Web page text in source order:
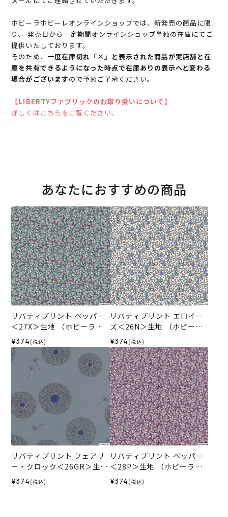
ホビーラホビーレオンラインショップでは、新発売の商品に限
り、 発売日から一定期間オンラインショップ単独の在庫にてご
提供いたしております。
そのため、 一度在庫切れ「×」と表示された商品が実店舗と在
庫を共有できるようになった時点で在庫ありの表示へと変わる
場合がございますので予めご了承ください。
【LIBERTYファブリックのお取り扱いについて】
詳しくはこちらをご覧ください。
あなたにおすすめの商品
リバティプリント ペッパー
＜27X＞生地 （ホビーラホ
ビーレオリジナル）2025A
W
¥374 (税込)
リバティプリント エロイー
ズ＜26N＞生地 （ホビーラ
ホビーレオリジナル）2025
AW
¥374 (税込)
リバティプリント フェアリ
ー・クロック＜26GR＞生地
（ホビーラホビーレオリジ
ナル）2025AW
¥374 (税込)
リバティプリント ペッパー
＜28P＞生地 （ホビーラホ
ビーレオリジナル）2025A
¥374 (税込)